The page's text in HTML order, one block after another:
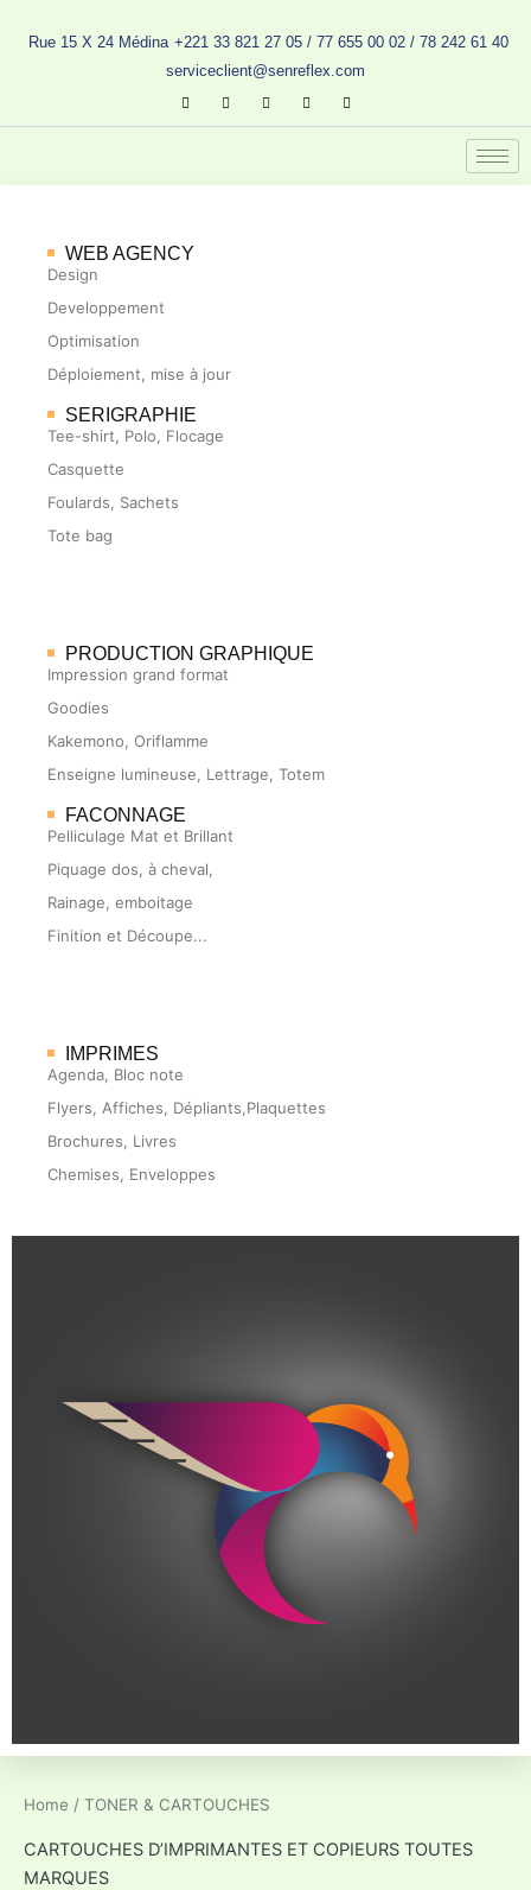
Rue 15 X 24 Médina +221 33 821 27 05 / 77 655 00 02 / 78 242 61 40
serviceclient@senreflex.com
WEB AGENCY
Design
Developpement
Optimisation
Déploiement, mise à jour
SERIGRAPHIE
Tee-shirt, Polo, Flocage
Casquette
Foulards, Sachets
Tote bag
PRODUCTION GRAPHIQUE
Impression grand format
Goodies
Kakemono, Oriflamme
Enseigne lumineuse, Lettrage, Totem
FACONNAGE
Pelliculage Mat et Brillant
Piquage dos, à cheval,
Rainage, emboitage
Finition et Découpe...
IMPRIMES
Agenda, Bloc note
Flyers, Affiches, Dépliants,Plaquettes
Brochures, Livres
Chemises, Enveloppes
Home / TONER & CARTOUCHES
CARTOUCHES D’IMPRIMANTES ET COPIEURS TOUTES
MARQUES